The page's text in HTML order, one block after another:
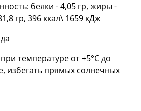
белки - 4,05 гр, жиры -
гр, 396 ккал\ 1659 кДж
температуре от +5°C до
избегать прямых солнечных